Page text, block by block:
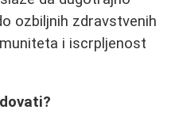
ozbiljnih zdravstvenih
i iscrpljenost